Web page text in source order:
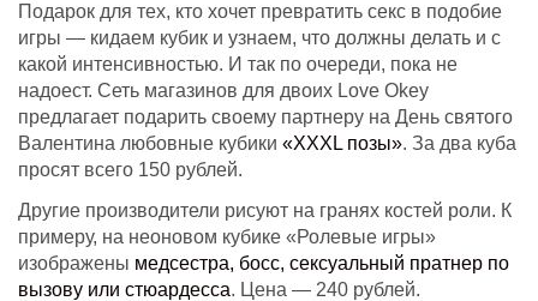
Подарок для тех, кто хочет превратить секс в подобие
игры — кидаем кубик и узнаем, что должны делать и с
какой интенсивностью. И так по очереди, пока не
надоест. Сеть магазинов для двоих Love Okey
предлагает подарить своему партнеру на День святого
Валентина любовные кубики «XXXL позы». За два куба
просят всего 150 рублей.
Другие производители рисуют на гранях костей роли. К
примеру, на неоновом кубике «Ролевые игры»
изображены медсестра, босс, сексуальный пратнер по
вызову или стюардесса. Цена — 240 рублей.